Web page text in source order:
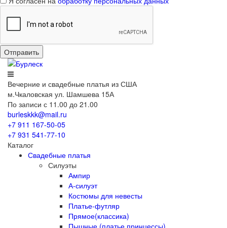
Вечерние и свадебные платья из США
м.Чкаловская ул. Шамшева 15А
По записи с 11.00 до 21.00
burleskkk@mail.ru
+7 911 167-50-05
+7 931 541-77-10
Каталог
Свадебные платья
Силуэты
Ампир
А-силуэт
Костюмы для невесты
Платье-футляр
Прямое(классика)